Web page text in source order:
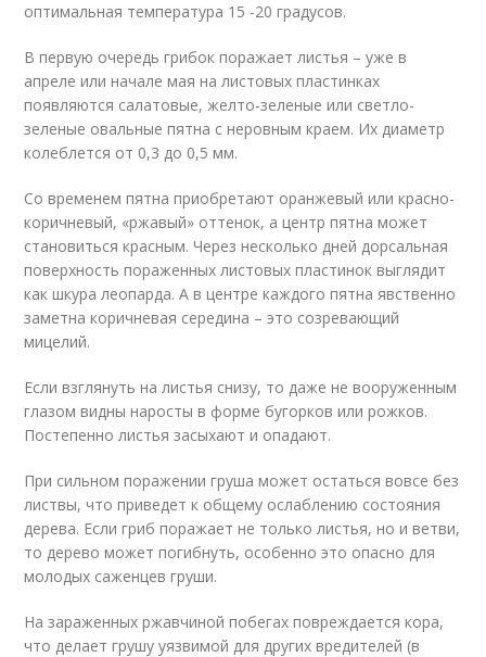
оптимальная температура 15 -20 градусов.
В первую очередь грибок поражает листья – уже в
апреле или начале мая на листовых пластинках
появляются салатовые, желто-зеленые или светло-
зеленые овальные пятна с неровным краем. Их диаметр
колеблется от 0,3 до 0,5 мм.
Со временем пятна приобретают оранжевый или красно-
коричневый, «ржавый» оттенок, а центр пятна может
становиться красным. Через несколько дней дорсальная
поверхность пораженных листовых пластинок выглядит
как шкура леопарда. А в центре каждого пятна явственно
заметна коричневая середина – это созревающий
мицелий.
Если взглянуть на листья снизу, то даже не вооруженным
глазом видны наросты в форме бугорков или рожков.
Постепенно листья засыхают и опадают.
При сильном поражении груша может остаться вовсе без
листвы, что приведет к общему ослаблению состояния
дерева. Если гриб поражает не только листья, но и ветви,
то дерево может погибнуть, особенно это опасно для
молодых саженцев груши.
На зараженных ржавчиной побегах повреждается кора,
что делает грушу уязвимой для других вредителей (в